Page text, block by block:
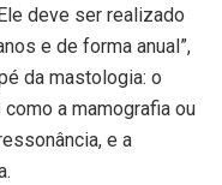
deve ser realizado
e de forma anual”,
da mastologia: o
a mamografia ou
e a